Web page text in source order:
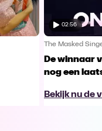
02:56
The Masked
De winnaar
nog een
Bekijk nu de